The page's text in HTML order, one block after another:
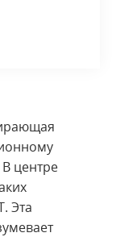
центре
Эта